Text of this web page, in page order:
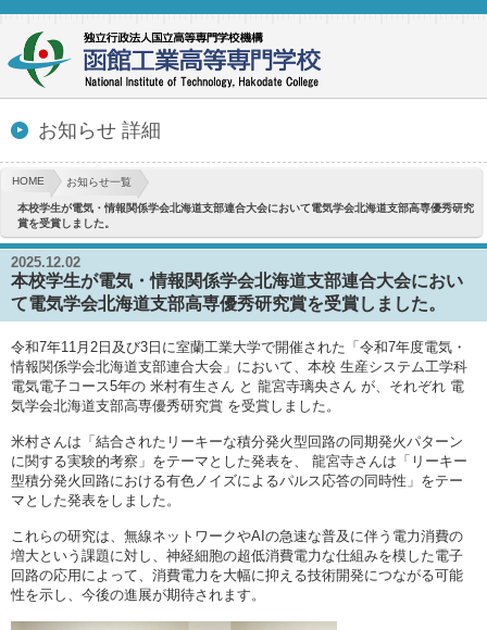
お知らせ 詳細
HOME お知らせ一覧
本校学生が電気・情報関係学会北海道支部連合大会において電気学会北海道支部高専優秀研究
賞を受賞しました。
2025.12.02
本校学生が電気・情報関係学会北海道支部連合大会におい
て電気学会北海道支部高専優秀研究賞を受賞しました。
令和7年11月2日及び3日に室蘭工業大学で開催された「令和7年度電気・
情報関係学会北海道支部連合大会」において、本校 生産システム工学科
電気電子コース5年の 米村有生さん と 龍宮寺璃央さん が、それぞれ 電
気学会北海道支部高専優秀研究賞 を受賞しました。
米村さんは「結合されたリーキーな積分発火型回路の同期発火パターン
に関する実験的考察」をテーマとした発表を、 龍宮寺さんは「リーキー
型積分発火回路における有色ノイズによるパルス応答の同時性」をテー
マとした発表をしました。
これらの研究は、無線ネットワークやAIの急速な普及に伴う電力消費の
増大という課題に対し、神経細胞の超低消費電力な仕組みを模した電子
回路の応用によって、消費電力を大幅に抑える技術開発につながる可能
性を示し、今後の進展が期待されます。